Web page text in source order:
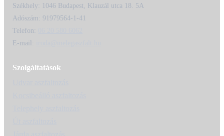
Székhely: 1046 Budapest, Klauzál utca 18. 5A
Adószám: 91979564-1-41
Telefon:
E-mail:
Szolgáltatások